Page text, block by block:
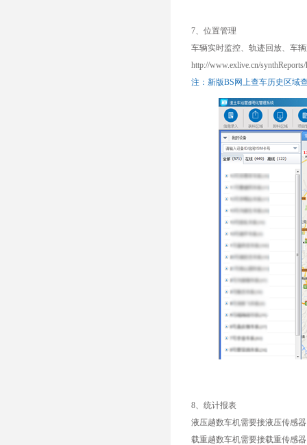
7、位置管理
车辆实时监控、轨迹回放、车
http://www.exlive.cn/
注：新版BS网上查车历史区域
8、统计报表
液压趟数车机需要接液压传感
载重趟数车机需要接载重传感